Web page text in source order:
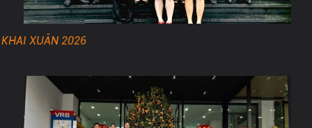
TEAM BUILDING
KHAI XUÂN 2026